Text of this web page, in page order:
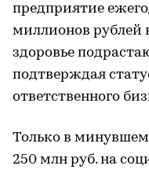
предприятие
миллионов рублей
здоровье
подтверждая
ответственного
Только в минувшем
250 млн руб. на